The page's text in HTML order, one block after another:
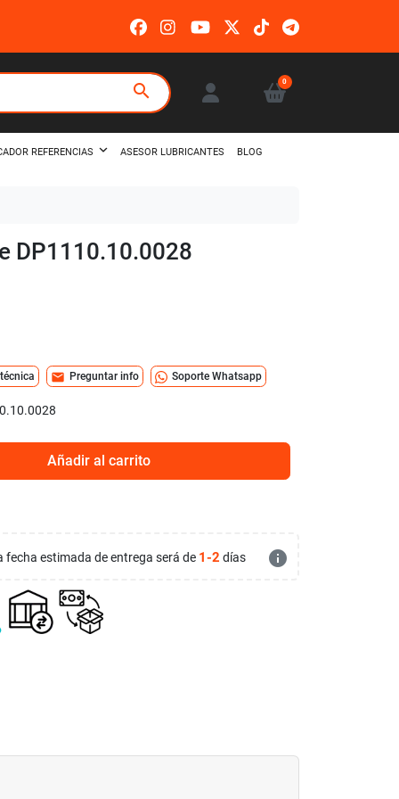
search 0
REFERENCIAS ASESOR LUBRICANTES BLOG
DP1110.10.0028
mail Preguntar info Soporte Whatsapp
Añadir al carrito
fecha estimada de entrega será de 1-2 días info